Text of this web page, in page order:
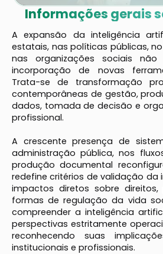
Informações gerais
A expansão da inteligência
estatais, nas políticas públicas,
nas organizações sociais não
incorporação de novas
Trata-se de transformação
contemporâneas de gestão,
dados, tomada de decisão e
profissional.
A crescente presença de
administração pública, nos
produção documental
redefine critérios de validação da
impactos diretos sobre
formas de regulação da vida
compreender a inteligência
perspectivas estritamente
reconhecendo suas
institucionais e profissionais.